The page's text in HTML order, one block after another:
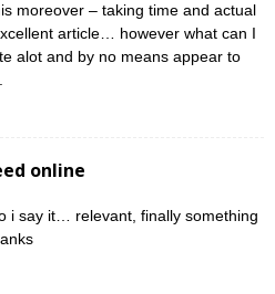
moreover – taking time and actual
article… however what can I
alot and by no means appear to
online
i say it… relevant, finally something